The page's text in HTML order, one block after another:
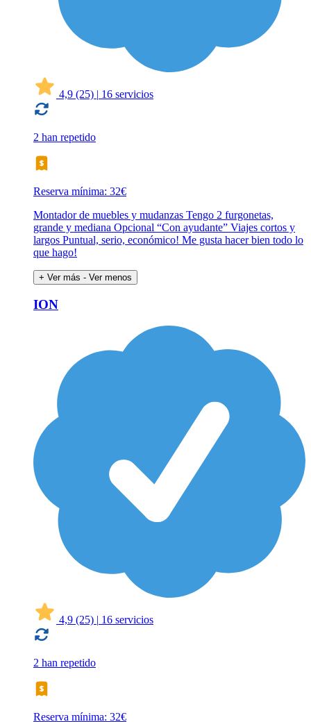
4,9 (25) | 16 servicios
2 han repetido
Reserva mínima: 32€
Montador de muebles y mudanzas Tengo 2 furgonetas,
grande y mediana Opcional “Con ayudante” Viajes cortos y
largos Puntual, serio, económico! Me gusta hacer bien todo lo
que hago!
+ Ver más - Ver menos
ION
4,9 (25) | 16 servicios
2 han repetido
Reserva mínima: 32€